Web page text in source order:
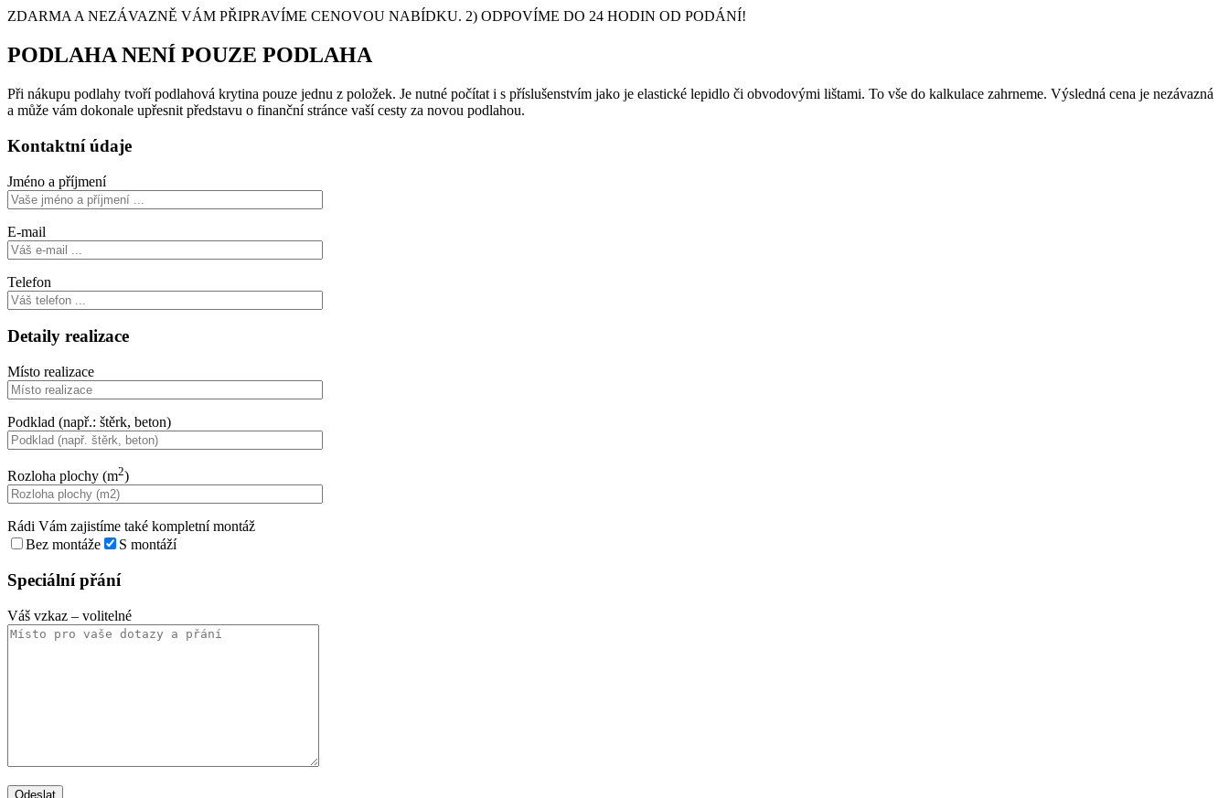
ZDARMA A NEZÁVAZNĚ VÁM PŘIPRAVÍME CENOVOU NABÍDKU. 2) ODPOVÍME DO 24 HODIN OD PODÁNÍ!
PODLAHA NENÍ POUZE PODLAHA
Při nákupu podlahy tvoří podlahová krytina pouze jednu z položek. Je nutné počítat i s příslušenstvím jako je elastické lepidlo či obvodovými lištami. To vše do kalkulace zahrneme. Výsledná cena je nezávazná
a může vám dokonale upřesnit představu o finanční stránce vaší cesty za novou podlahou.
Kontaktní údaje
Jméno a příjmení
E-mail
Telefon
Detaily realizace
Místo realizace
Podklad (např.: štěrk, beton)
Rozloha plochy (m2)
Rádi Vám zajistíme také kompletní montáž
Bez montáže
S montáží
Speciální přání
Váš vzkaz – volitelné